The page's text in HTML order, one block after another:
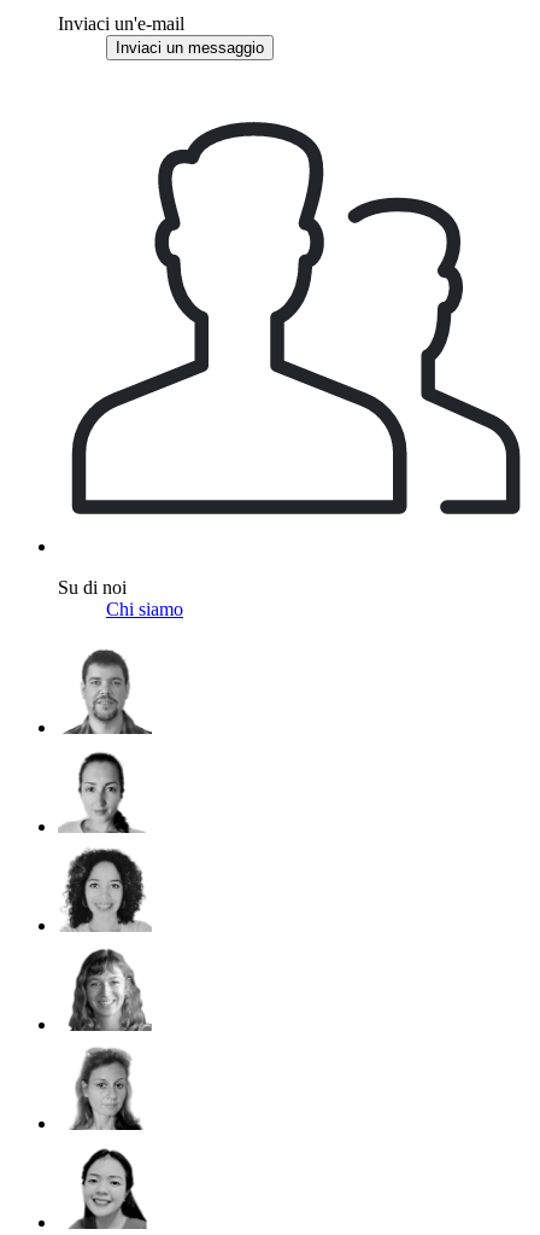
Inviaci un'e-mail
Inviaci un messaggio
Su di noi
Chi siamo